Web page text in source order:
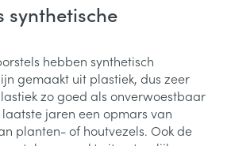
synthetische
hebben synthetisch
gemaakt uit plastiek, dus zeer
zo goed als onverwoestbaar
jaren een opmars van
planten- of houtvezels. Ook de